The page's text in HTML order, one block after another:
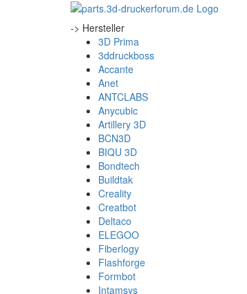
-> Hersteller
3D Prima
3ddruckboss
Accante
Anet
ANTCLABS
Anycubic
Artillery 3D
BCN3D
BIQU 3D
Bondtech
Buildtak
Creality
Creatbot
Deltaco
ELEGOO
Fiberlogy
Flashforge
Formbot
Intamsys